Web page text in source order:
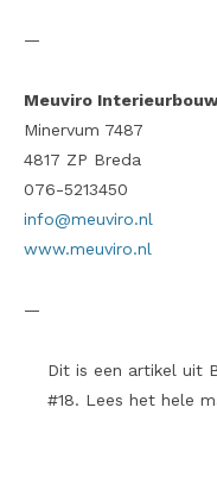
—
Meuviro
Minervum 7487
4817 ZP Breda
076-5213450
info@meuviro.nl
www.meuviro.nl
—
Dit is een artikel uit
#18. Lees het hele